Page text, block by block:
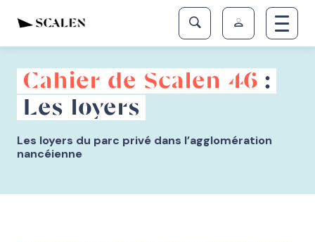
Cahier de Scalen 46 :
Les loyers
Les loyers du parc privé dans l’agglomération
nancéienne